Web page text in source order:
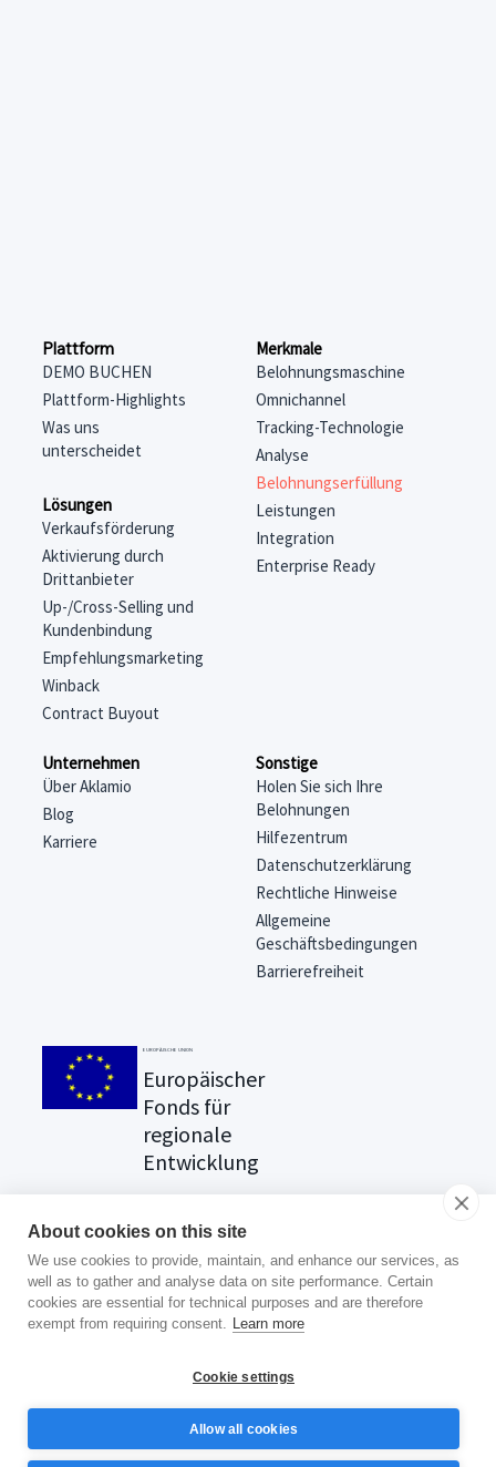
Plattform
DEMO BUCHEN
Plattform-Highlights
Was uns
unterscheidet
Lösungen
Verkaufsförderung
Aktivierung durch
Drittanbieter
Up-/Cross-Selling und
Kundenbindung
Empfehlungsmarketing
Winback
Contract Buyout
Merkmale
Belohnungsmaschine
Omnichannel
Tracking-Technologie
Analyse
Belohnungserfüllung
Leistungen
Integration
Enterprise Ready
Unternehmen
Über Aklamio
Blog
Karriere
Sonstige
Holen Sie sich Ihre
Belohnungen
Hilfezentrum
Datenschutzerklärung
Rechtliche Hinweise
Allgemeine
Geschäftsbedingungen
Barrierefreiheit
EUROPÄISCHE UNION
Europäischer
Fonds für
regionale
Entwicklung
Suchen Sie nach Ihrer Prämie?
Klicken Sie hier.
© 2025 Aklamio. Alle Rechte vorbehalten.
About cookies on this site
We use cookies to provide, maintain, and enhance our services, as
well as to gather and analyse data on site performance. Certain
cookies are essential for technical purposes and are therefore
exempt from requiring consent. Learn more
Cookie settings
Allow all cookies